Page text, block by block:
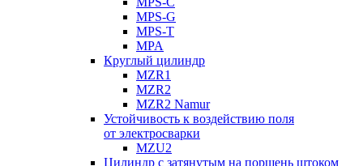
MPS-G
MPS-T
MPA
Круглый цилиндр
MZR1
MZR2
MZR2 Namur
Устойчивость к воздействию поля
от электросварки
MZU2
Цилиндр с затянутым на поршень штоком